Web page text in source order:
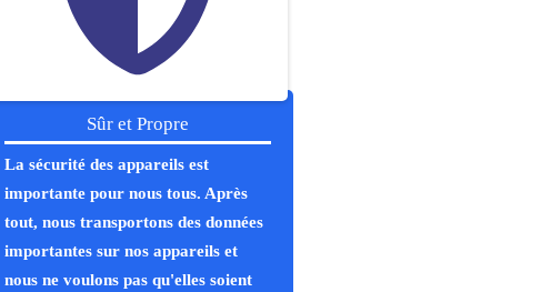
Sûr et Propre
La sécurité des appareils est
importante pour nous tous. Après
tout, nous transportons des données
importantes sur nos appareils et
nous ne voulons pas qu'elles soient